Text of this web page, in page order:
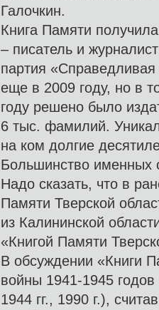
Галочкин.
Книга Памяти
– писатель и
партия
еще в 2009 году, но в
году решено было
6 тыс. фамилий.
на ком долгие
Большинство именных
Надо сказать, что в
Памяти Тверской
из Калининской
«Книгой Памяти
В обсуждении «Книги
войны 1941-1945
1944 гг., 1990 г.),